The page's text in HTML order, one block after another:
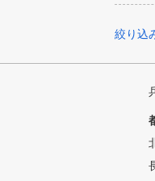
絞り込